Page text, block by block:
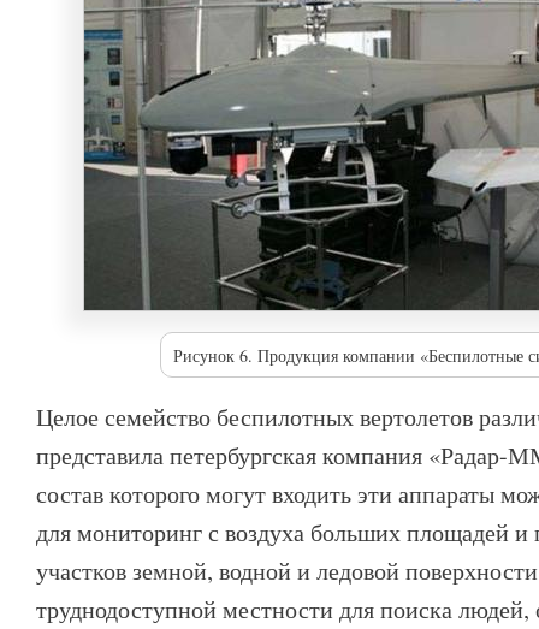
Рисунок 6. Продукция компании «Беспилотные
Целое семейство беспилотных вертолетов
представила петербургская компания «Радар-
состав которого могут входить эти аппараты
для мониторинг с воздуха больших площадей
участков земной, водной и ледовой
труднодоступной местности для поиска людей,